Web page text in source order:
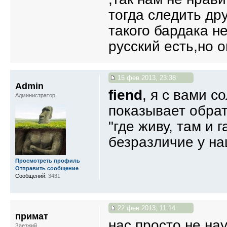
тогда следить
такого бардака
русский есть,но
15 фев 2013, 23:38
fiend, я с вами
показывает
"где живу, там и
безразличие у
Admin
Администратор
Просмотреть профиль
Отправить сообщение
Сообщений: 3431
22 фев 2013, 11:14
примат
Заезжий